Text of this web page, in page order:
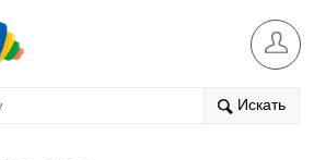
Искать